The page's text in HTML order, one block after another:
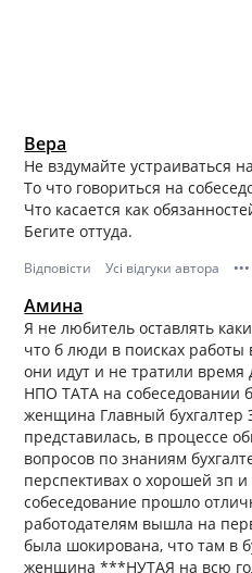
Вера
Не вздумайте устраиваться
То что говориться на
Что касается как
Бегите оттуда.
Відповісти Усі відгуки автора •••
Амина
Я не любитель оставлять
что б люди в поисках работы
они идут и не тратили
НПО ТАТА на собеседовании
женщина Главный бухгалтер
представилась, в процессе
вопросов по знаниям
перспективах о хорошей зп
собеседование прошло
работодателям вышла на
была шокирована, что там в
женщина ***НУТАЯ на всю